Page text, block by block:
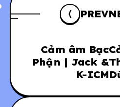
PREV
Cảm âm Bạc
Phận | Jack &
K-ICM